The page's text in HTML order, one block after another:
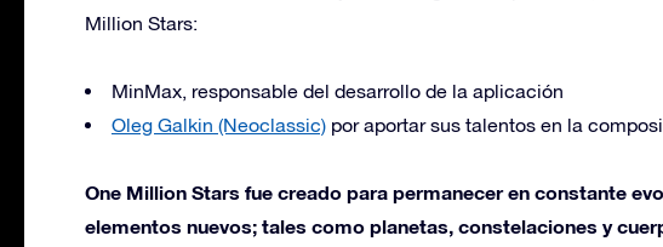
Million Stars:
MinMax, responsable del desarrollo de la aplicación
Oleg Galkin (Neoclassic) por aportar sus talentos en la
One Million Stars fue creado para permanecer en constante
elementos nuevos; tales como planetas, constelaciones y